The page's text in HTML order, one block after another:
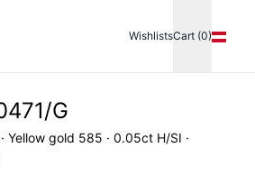
WishlistsCart (0)
G
Yellow gold 585 · 0.05ct H/SI ·